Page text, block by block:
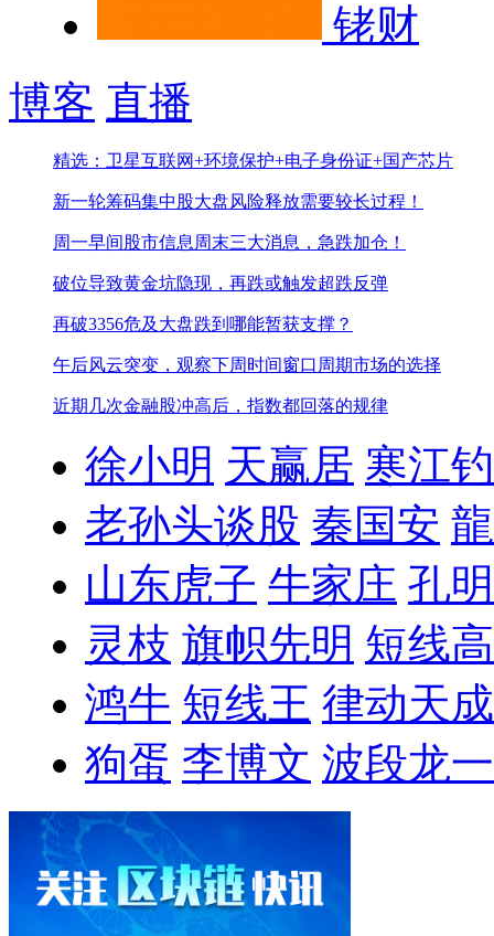
铑财
博客 直播
精选：卫星互联网+环境保护+电子身份证+国产芯片
新一轮筹码集中股大盘风险释放需要较长过程！
周一早间股市信息 周末三大消息，急跌加仓！
破位导致黄金坑隐现，再跌或触发超跌反弹
再破3356危及大盘跌到哪能暂获支撑？
午后风云突变，观察下周时间窗口周期市场的选择
近期几次金融股冲高后，指数都回落的规律
徐小明 天赢居 寒江
老孙头谈股 秦国安
山东虎子 牛家庄 孔
灵枝 旗帜先明 短线
鸿牛 短线王 律动天成
狗蛋 李博文 波段龙一